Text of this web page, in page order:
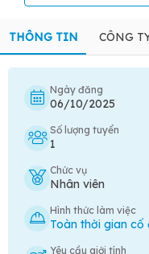
THÔNG TIN CÔNG
Ngày đăng
06/10/2025
Số lượng tuyển
1
Chức vụ
Nhân viên
Hình thức làm việc
Toàn thời gian cố
Yêu cầu giới tính